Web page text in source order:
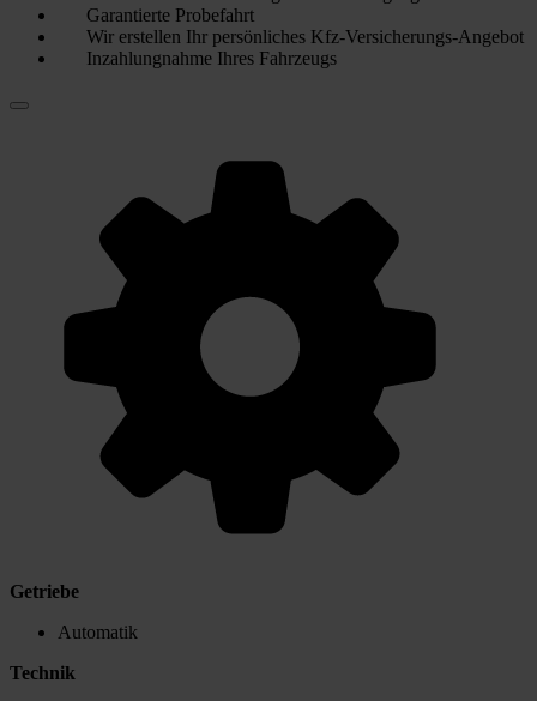
Garantierte Probefahrt
Wir erstellen Ihr persönliches Kfz-Versicherungs-Angebot
Inzahlungnahme Ihres Fahrzeugs
Getriebe
Automatik
Technik